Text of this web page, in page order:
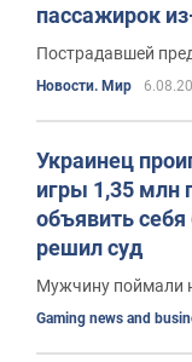
пассажирок
языка
Пострадавшей
Новости. Мир
Украинец
игры 1,35 млн
объявить
решил суд
Мужчину поймали
Gaming news and